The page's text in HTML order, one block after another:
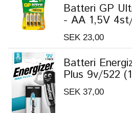
Batteri GP
- AA 1,5V
SEK 23,00
Batteri
Plus 9v/522
SEK 37,00